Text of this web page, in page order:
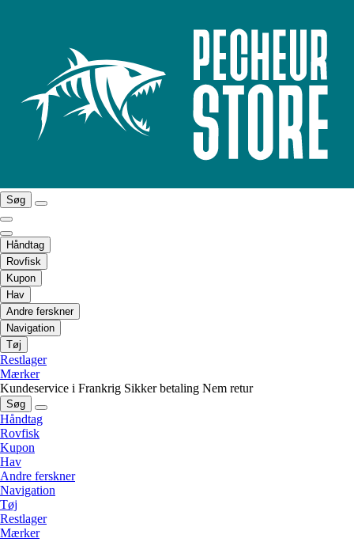
Søg
Håndtag
Rovfisk
Kupon
Hav
Andre ferskner
Navigation
Tøj
Restlager
Mærker
Kundeservice i Frankrig Sikker betaling Nem retur
Søg
Håndtag
Rovfisk
Kupon
Hav
Andre ferskner
Navigation
Tøj
Restlager
Mærker